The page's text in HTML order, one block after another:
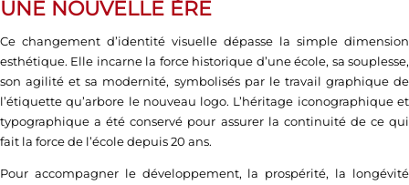
UNE NOUVELLE ÈRE
Ce changement d’identité visuelle dépasse la simple dimension
esthétique. Elle incarne la force historique d’une école, sa souplesse,
son agilité et sa modernité, symbolisés par le travail graphique de
l’étiquette qu’arbore le nouveau logo. L’héritage iconographique et
typographique a été conservé pour assurer la continuité de ce qui
fait la force de l’école depuis 20 ans.
Pour accompagner le développement, la prospérité, la longévité